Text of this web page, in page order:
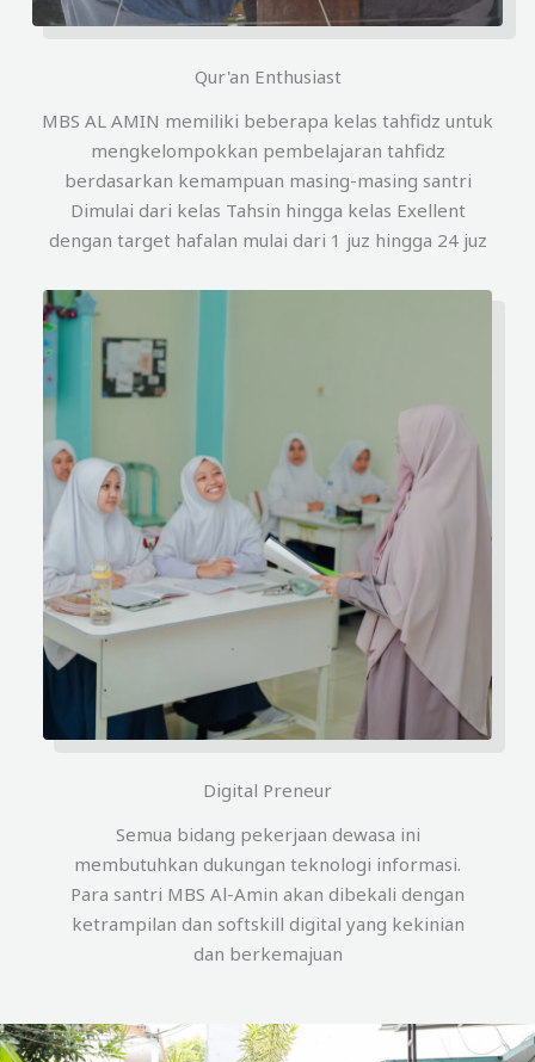
Qur'an Enthusiast
MBS AL AMIN memiliki beberapa kelas tahfidz untuk
mengkelompokkan pembelajaran tahfidz
berdasarkan kemampuan masing-masing santri
Dimulai dari kelas Tahsin hingga kelas Exellent
dengan target hafalan mulai dari 1 juz hingga 24 juz
Digital Preneur
Semua bidang pekerjaan dewasa ini
membutuhkan dukungan teknologi informasi.
Para santri MBS Al-Amin akan dibekali dengan
ketrampilan dan softskill digital yang kekinian
dan berkemajuan